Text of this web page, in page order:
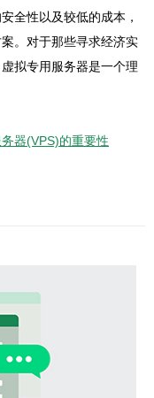
全性以及较低的成本，
。对于那些寻求经济实
拟专用服务器是一个理
器(VPS)的重要性